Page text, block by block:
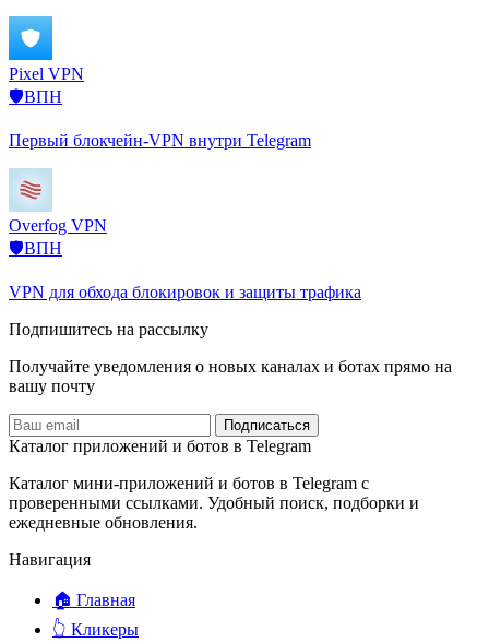
Pixel VPN
🛡️ВПН
Первый блокчейн-VPN внутри Telegram
Overfog VPN
🛡️ВПН
VPN для обхода блокировок и защиты трафика
Подпишитесь на рассылку
Получайте уведомления о новых каналах и ботаx прямо на
вашу почту
Подписаться
Каталог приложений и ботов в Telegram
Каталог мини-приложений и ботов в Telegram с
проверенными ссылками. Удобный поиск, подборки и
ежедневные обновления.
Навигация
🏠 Главная
👆 Кликеры